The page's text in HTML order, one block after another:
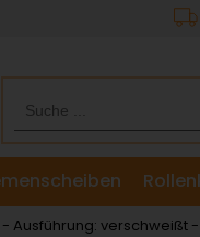
- Ausführung: